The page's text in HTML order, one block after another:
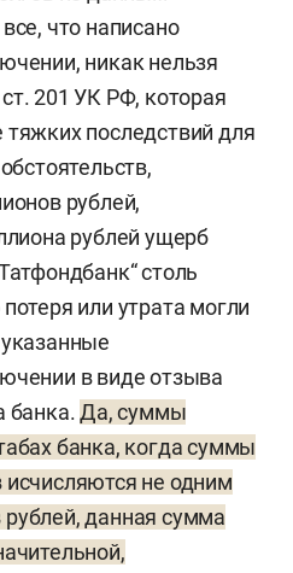
что написано
никак нельзя
201 УК РФ, которая
тяжких последствий для
рублей,
рублей ущерб
столь
или утрата могли
в виде отзыва
банка.Да, суммы
банка, когда суммы
не одним
данная сумма